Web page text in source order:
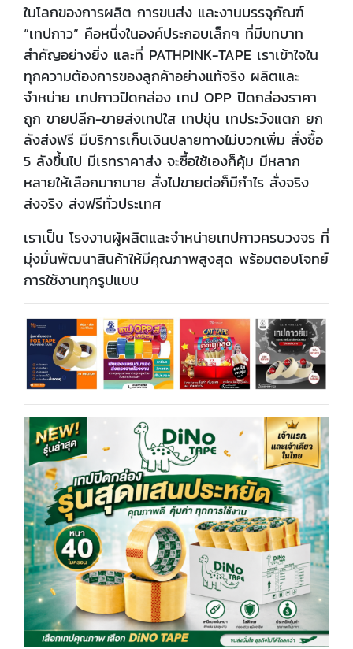
ในโลกของการผลิต การขนส่ง และงานบรรจุภัณฑ์
“เทปกาว” คือหนึ่งในองค์ประกอบเล็กๆ ที่มีบทบาท
สำคัญอย่างยิ่ง และที่ PATHPINK-TAPE เราเข้าใจใน
ทุกความต้องการของลูกค้าอย่างแท้จริง ผลิตและ
จำหน่าย เทปกาวปิดกล่อง เทป OPP ปิดกล่องราคา
ถูก ขายปลีก-ขายส่งเทปใส เทปขุ่น เทประวังแตก ยก
ลังส่งฟรี มีบริการเก็บเงินปลายทางไม่บวกเพิ่ม สั่งซื้อ
5 ลังขึ้นไป มีเรทราคาส่ง จะซื้อใช้เองก็คุ้ม มีหลาก
หลายให้เลือกมากมาย สั่งไปขายต่อก็มีกำไร สั่งจริง
ส่งจริง ส่งฟรีทั่วประเทศ
เราเป็น โรงงานผู้ผลิตและจำหน่ายเทปกาวครบวงจร ที่
มุ่งมั่นพัฒนาสินค้าให้มีคุณภาพสูงสุด พร้อมตอบโจทย์
การใช้งานทุกรูปแบบ